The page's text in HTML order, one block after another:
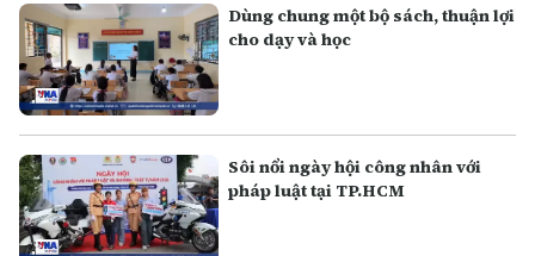
Dùng chung một bộ sách, thuận lợi
cho dạy và học
Sôi nổi ngày hội công nhân với
pháp luật tại TP.HCM